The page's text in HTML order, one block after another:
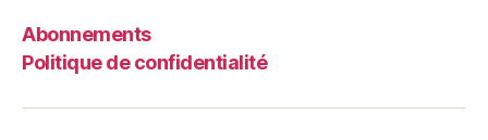
Abonnements
Politique de confidentialité